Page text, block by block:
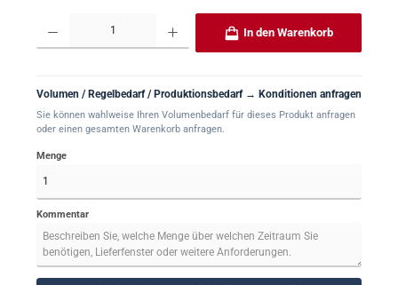
In den Warenkorb
Volumen / Regelbedarf / Produktionsbedarf → Konditionen anfragen
Sie können wahlweise Ihren Volumenbedarf für dieses Produkt anfragen
oder einen gesamten Warenkorb anfragen.
Menge
Kommentar